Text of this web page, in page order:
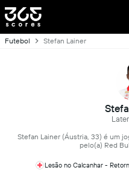
Futebol Stefan Lainer
Stefan Lainer (Áustria, 33) é um
pelo(a) Red
Lesão no Calcanhar -